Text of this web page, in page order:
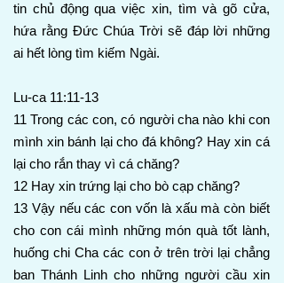
tin chủ động qua việc xin, tìm và gõ cửa,
hứa rằng Đức Chúa Trời sẽ đáp lời những
ai hết lòng tìm kiếm Ngài.
Lu-ca 11:11-13
11 Trong các con, có người cha nào khi con
mình xin bánh lại cho đá không? Hay xin cá
lại cho rắn thay vì cá chăng?
12 Hay xin trứng lại cho bò cạp chăng?
13 Vậy nếu các con vốn là xấu mà còn biết
cho con cái mình những món quà tốt lành,
huống chi Cha các con ở trên trời lại chẳng
ban Thánh Linh cho những người cầu xin